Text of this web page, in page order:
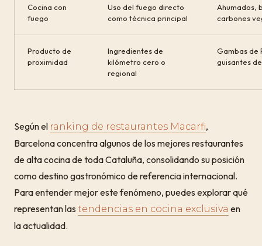
Cocina con
fuego
Uso del fuego directo
como técnica principal
Ahumados,
carbones
Producto de
proximidad
Ingredientes de
kilómetro cero o
regional
Gambas de
guisantes
Según el ranking de restaurantes Macarfi,
Barcelona concentra algunos de los mejores restaurantes
de alta cocina de toda Cataluña, consolidando su posición
como destino gastronómico de referencia internacional.
Para entender mejor este fenómeno, puedes explorar qué
representan las tendencias en cocina exclusiva en
la actualidad.